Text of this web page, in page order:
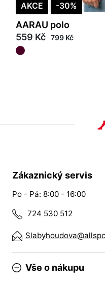
AKCE -30%
AARAU polo
559 Kč 799 Kč
Zákaznický servis
Po - Pá: 8:00 - 16:00
724 530 512
Vše o nákupu